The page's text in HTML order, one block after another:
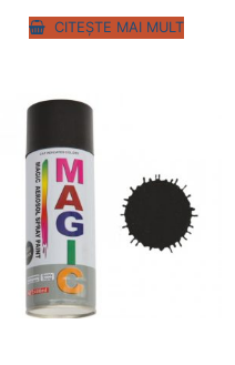
CITEȘTE MAI MULT